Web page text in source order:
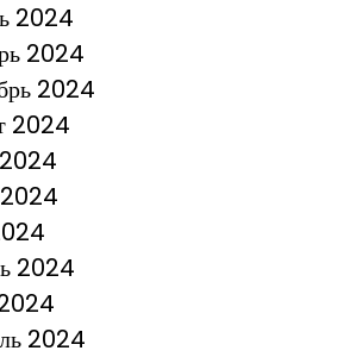
2024
2024
2024
2024
2024
2024